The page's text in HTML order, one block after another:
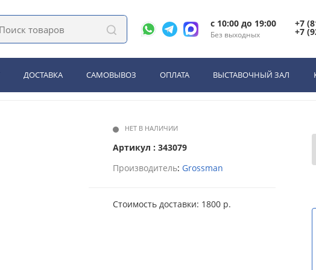
c 10:00 до 19:00
Без выходных
+7
+7
ДОСТАВКА САМОВЫВОЗ ОПЛАТА ВЫСТАВОЧНЫЙ ЗАЛ
2 в 1: инсталляция Grossman 901.K31.01.000+ унитаз GR-5502 impuls (901.5502.01.000)
Grossman 901.K31.01.000+
НЕТ В НАЛИЧИИ
Артикул : 343079
Производитель: Grossman
Стоимость доставки: 1800 р.